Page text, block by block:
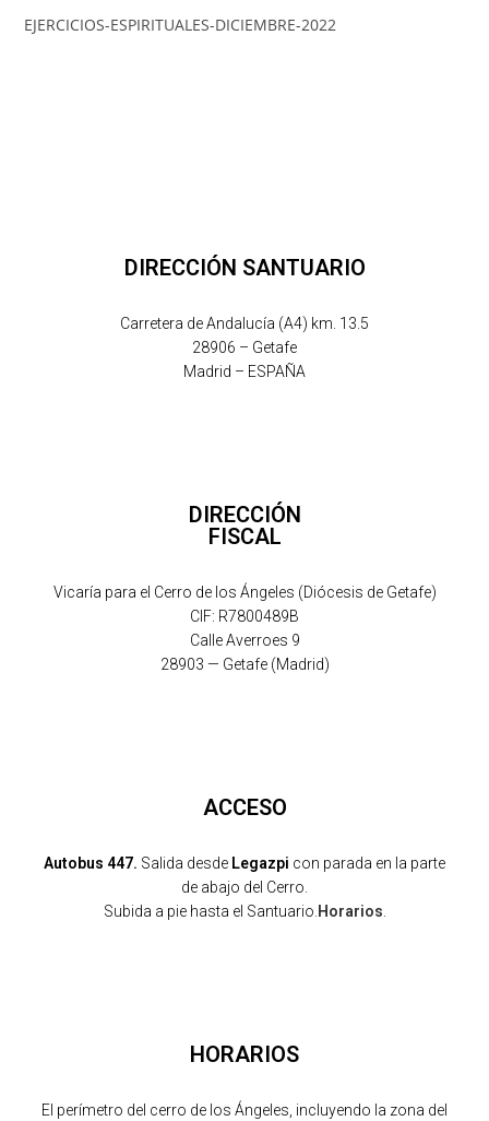
EJERCICIOS-ESPIRITUALES-DICIEMBRE-2022
DIRECCIÓN SANTUARIO
Carretera de Andalucía (A4) km. 13.5
28906 – Getafe
Madrid – ESPAÑA
DIRECCIÓN
FISCAL
Vicaría para el Cerro de los Ángeles (Diócesis de Getafe)
CIF: R7800489B
Calle Averroes 9
28903 — Getafe (Madrid)
ACCESO
Autobus 447. Salida desde Legazpi con parada en la parte
de abajo del Cerro.
Subida a pie hasta el Santuario. Horarios
HORARIOS
El perímetro del cerro de los Ángeles, incluyendo la zona del